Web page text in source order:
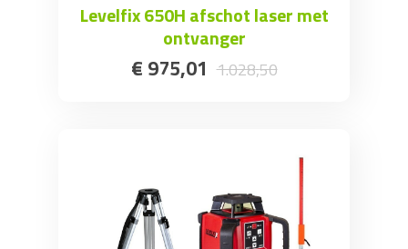
Levelfix 650H afschot laser met
ontvanger
€ 975,01 1.028,50